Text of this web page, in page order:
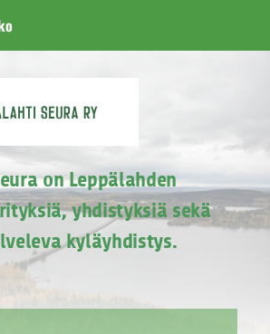
Leppälahti seura ry
on Leppälahden
yhdistyksiä sekä
kyläyhdistys.